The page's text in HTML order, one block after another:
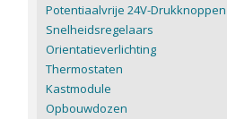
Potentiaalvrije 24V-Drukknoppen
Snelheidsregelaars
Orientatieverlichting
Thermostaten
Kastmodule
Opbouwdozen